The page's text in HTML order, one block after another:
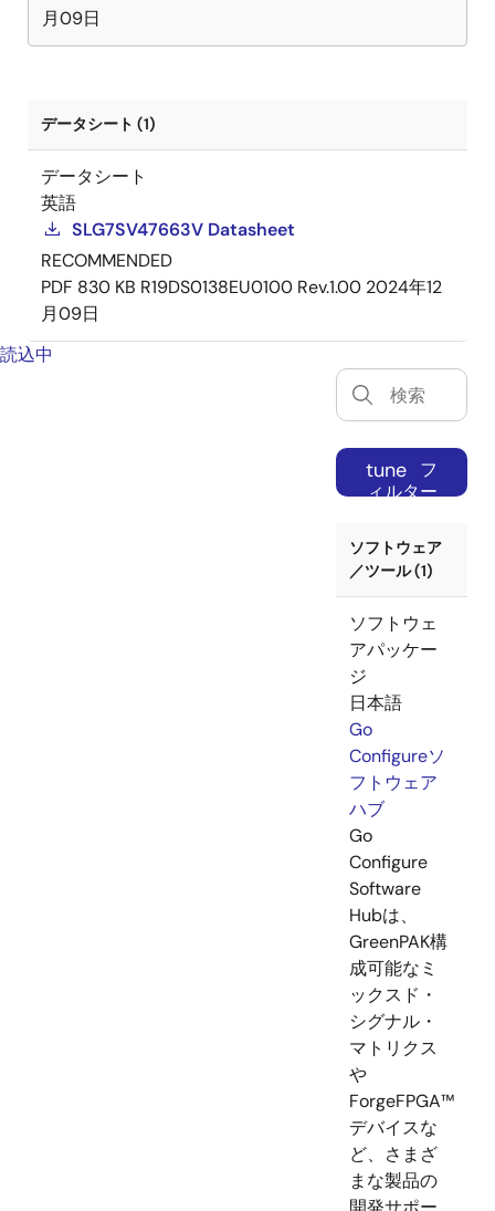
月09日
データシート (1)
データシート
英語
SLG7SV47663V Datasheet
RECOMMENDED
PDF 830 KB R19DS0138EU0100 Rev.1.00 2024年12
月09日
読込中
tune
フ
ィルター
ソフトウェア
／ツール (1)
ソフトウェ
アパッケー
ジ
日本語
Go
Configureソ
フトウェア
ハブ
Go
Configure
Software
Hubは、
GreenPAK構
成可能なミ
ックスド・
シグナル・
マトリクス
や
ForgeFPGA™
デバイスな
ど、さまざ
まな製品の